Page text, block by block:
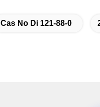
Cas No Di 121-88-0